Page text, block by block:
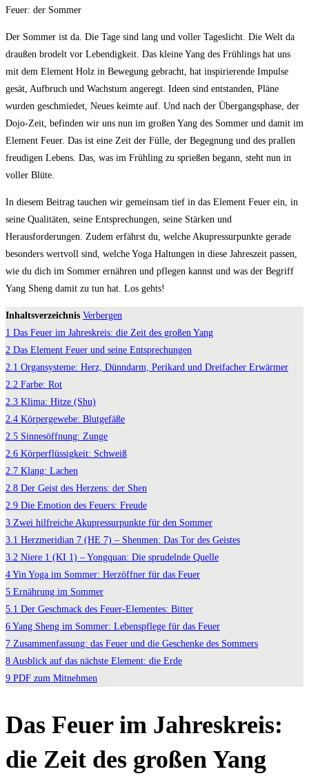
Der Sommer ist da. Die Tage sind lang und voller Tageslicht. Die Welt da
draußen brodelt vor Lebendigkeit. Das kleine Yang des Frühlings hat uns
mit dem Element Holz in Bewegung gebracht, hat inspirierende Impulse
gesät, Aufbruch und Wachstum angeregt. Ideen sind entstanden, Pläne
wurden geschmiedet, Neues keimte auf. Und nach der Übergangsphase, der
Dojo-Zeit, befinden wir uns nun im großen Yang des Sommer und damit im
Element Feuer. Das ist eine Zeit der Fülle, der Begegnung und des prallen
freudigen Lebens. Das, was im Frühling zu sprießen begann, steht nun in
voller Blüte.
In diesem Beitrag tauchen wir gemeinsam tief in das Element Feuer ein, in
seine Qualitäten, seine Entsprechungen, seine Stärken und
Herausforderungen. Zudem erfährst du, welche Akupressurpunkte gerade
besonders wertvoll sind, welche Yoga Haltungen in diese Jahreszeit passen,
wie du dich im Sommer ernähren und pflegen kannst und was der Begriff
Yang Sheng damit zu tun hat. Los gehts!
Inhaltsverzeichnis Verbergen
1 Das Feuer im Jahreskreis: die Zeit des großen Yang
2 Das Element Feuer und seine Entsprechungen
2.1 Organsysteme: Herz, Dünndarm, Perikard und Dreifacher Erwärmer
2.2 Farbe: Rot
2.3 Klima: Hitze (Shu)
2.4 Körpergewebe: Blutgefäße
2.5 Sinnesöffnung: Zunge
2.6 Körperflüssigkeit: Schweiß
2.7 Klang: Lachen
2.8 Der Geist des Herzens: der Shen
2.9 Die Emotion des Feuers: Freude
3 Zwei hilfreiche Akupressurpunkte für den Sommer
3.1 Herzmeridian 7 (HE 7) – Shenmen: Das Tor des Geistes
3.2 Niere 1 (KI 1) – Yongquan: Die sprudelnde Quelle
4 Yin Yoga im Sommer: Herzöffner für das Feuer
5 Ernährung im Sommer
5.1 Der Geschmack des Feuer-Elementes: Bitter
6 Yang Sheng im Sommer: Lebenspflege für das Feuer
7 Zusammenfassung: das Feuer und die Geschenke des Sommers
8 Ausblick auf das nächste Element: die Erde
9 PDF zum Mitnehmen
Das Feuer im Jahreskreis:
die Zeit des großen Yang